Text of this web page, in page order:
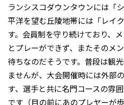
ランシスコダウンタウンには「
平洋を望む丘陵地帯には「レイ
す。会員制を守り続けており、
とプレーができず、またそのメ
待ちなのだそうです。普段は観
ませんが、大会開催時には外部
す、選手と共に名門コースの雰
です（目の前にあのプレヤーが